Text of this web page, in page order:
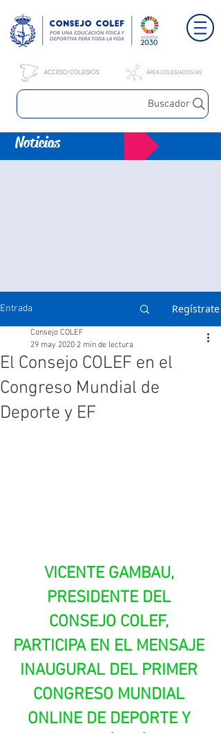
Buscador
Noticias
Entrada Regístrate
El Consejo COLEF en el
Congreso Mundial de
Deporte y EF
Consejo COLEF
29 may 2020 2 min de lectura
VICENTE GAMBAU,
PRESIDENTE DEL
CONSEJO COLEF,
PARTICIPA EN EL MENSAJE
INAUGURAL DEL PRIMER
CONGRESO MUNDIAL
ONLINE DE DEPORTE Y